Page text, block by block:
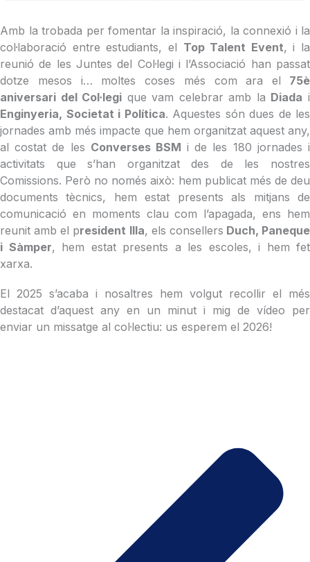
Amb la trobada per fomentar la inspiració, la connexió i la
col·laboració entre estudiants, el Top Talent Event, i la
reunió de les Juntes del Col·legi i l’Associació han passat
dotze mesos i… moltes coses més com ara el 75è
aniversari del Col·legi que vam celebrar amb la Diada i
Enginyeria, Societat i Política. Aquestes són dues de les
jornades amb més impacte que hem organitzat aquest any,
al costat de les Converses BSM i de les 180 jornades i
activitats que s’han organitzat des de les nostres
Comissions. Però no només això: hem publicat més de deu
documents tècnics, hem estat presents als mitjans de
comunicació en moments clau com l’apagada, ens hem
reunit amb el president Illa, els consellers Duch, Paneque
i Sàmper, hem estat presents a les escoles, i hem fet
xarxa.
El 2025 s’acaba i nosaltres hem volgut recollir el més
destacat d’aquest any en un minut i mig de vídeo per
enviar un missatge al col·lectiu: us esperem el 2026!